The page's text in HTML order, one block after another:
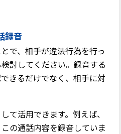
録音
で、相手が違法行為を行っ
討してください。録音する
きるだけでなく、相手に対
て活用できます。例えば、
の通話内容を録音していま